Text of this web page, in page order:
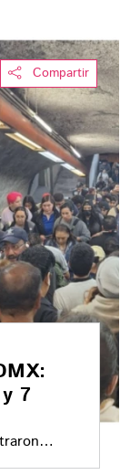
AICM
Compartir
7
rutas